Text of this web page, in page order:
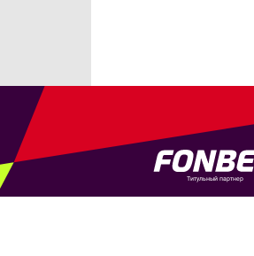
Титульный партнер